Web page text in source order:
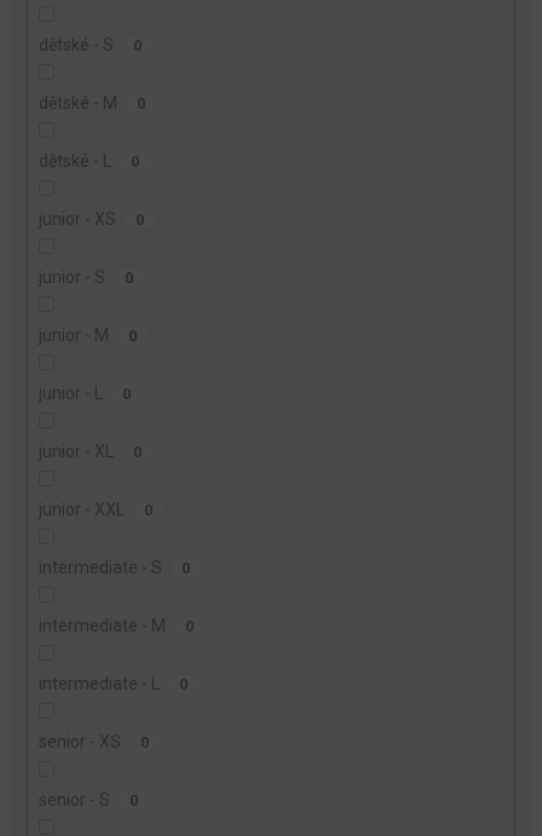
dětské - S 0
dětské - M 0
dětské - L 0
junior - XS 0
junior - S 0
junior - M 0
junior - L 0
junior - XL 0
junior - XXL 0
intermediate - S 0
intermediate - M 0
intermediate - L 0
senior - XS 0
senior - S 0